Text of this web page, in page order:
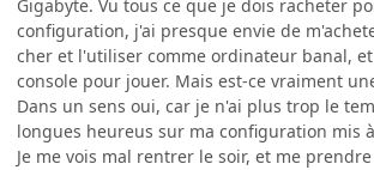
Gigabyte. Vu tous ce que je dois racheter
configuration, j'ai presque envie de
cher et l'utiliser comme ordinateur banal,
console pour jouer. Mais est-ce vraiment
Dans un sens oui, car je n'ai plus trop le
longues heureus sur ma configuration mis
Je me vois mal rentrer le soir, et me